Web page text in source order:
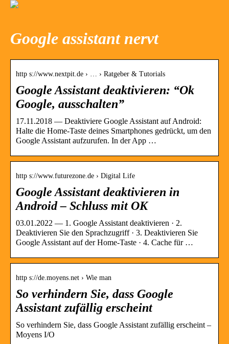
Google assistant nervt
http s://www.nextpit.de › … › Ratgeber & Tutorials
Google Assistant deaktivieren: “Ok
Google, ausschalten”
17.11.2018 — Deaktiviere Google Assistant auf Android:
Halte die Home-Taste deines Smartphones gedrückt, um den
Google Assistant aufzurufen. In der App …
http s://www.futurezone.de › Digital Life
Google Assistant deaktivieren in
Android – Schluss mit OK
03.01.2022 — 1. Google Assistant deaktivieren · 2.
Deaktivieren Sie den Sprachzugriff · 3. Deaktivieren Sie
Google Assistant auf der Home-Taste · 4. Cache für …
http s://de.moyens.net › Wie man
So verhindern Sie, dass Google
Assistant zufällig erscheint
So verhindern Sie, dass Google Assistant zufällig erscheint –
Moyens I/O